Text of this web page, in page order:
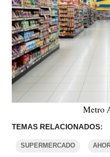
Metro
TEMAS RELACIONADOS:
SUPERMERCADO